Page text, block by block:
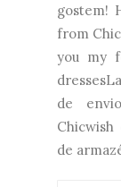
gostem!
from
you my
de
de